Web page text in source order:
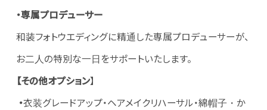
・専属プロデューサー
和装フォトウエディングに精通した専属プロデューサーが、
お二人の特別な一日をサポートいたします。
【その他オプション】
・衣装グレードアップ・ヘアメイクリハーサル・綿帽子・か